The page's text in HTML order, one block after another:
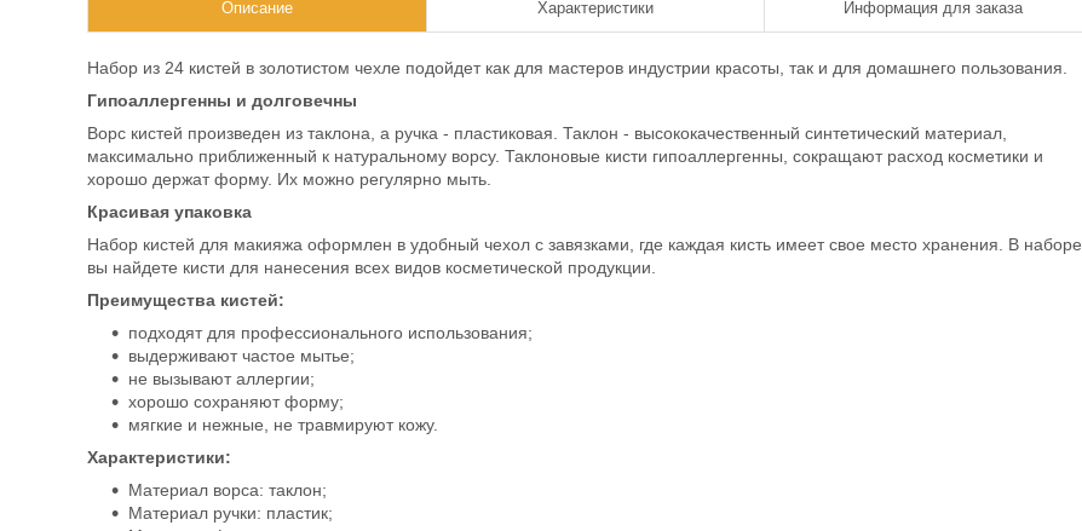
Описание Характеристики Информация для заказа
Набор из 24 кистей в золотистом чехле подойдет как для мастеров индустрии красоты, так и для домашнего пользования.
Гипоаллергенны и долговечны
Ворс кистей произведен из таклона, а ручка - пластиковая. Таклон - высококачественный синтетический материал,
максимально приближенный к натуральному ворсу. Таклоновые кисти гипоаллергенны, сокращают расход косметики и
хорошо держат форму. Их можно регулярно мыть.
Красивая упаковка
Набор кистей для макияжа оформлен в удобный чехол с завязками, где каждая кисть имеет свое место хранения. В наборе
вы найдете кисти для нанесения всех видов косметической продукции.
Преимущества кистей:
подходят для профессионального использования;
выдерживают частое мытье;
не вызывают аллергии;
хорошо сохраняют форму;
мягкие и нежные, не травмируют кожу.
Характеристики:
Материал ворса: таклон;
Материал ручки: пластик;